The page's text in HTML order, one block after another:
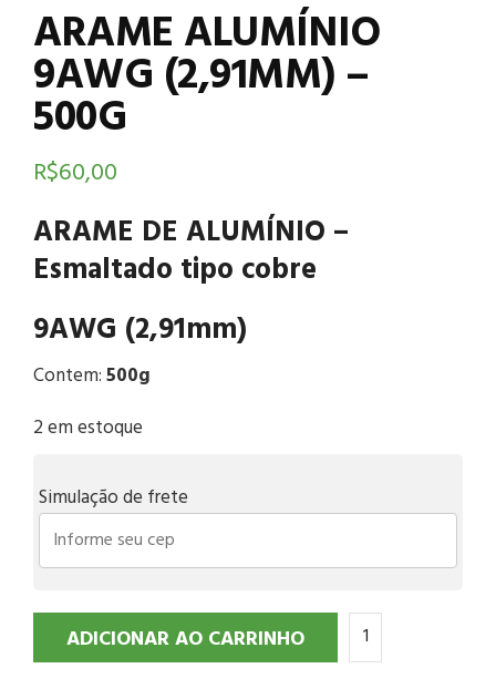
ARAME ALUMÍNIO
9AWG (2,91MM) –
500G
R$60,00
ARAME DE ALUMÍNIO –
Esmaltado tipo cobre
9AWG (2,91mm)
Contem:500g
2 em estoque
Simulação de frete
ADICIONAR AO CARRINHO